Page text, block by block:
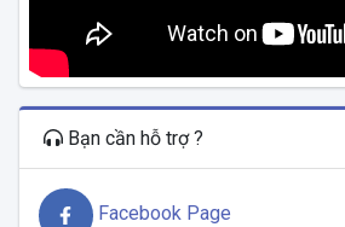
Bạn cần hỗ trợ ?
Facebook Page